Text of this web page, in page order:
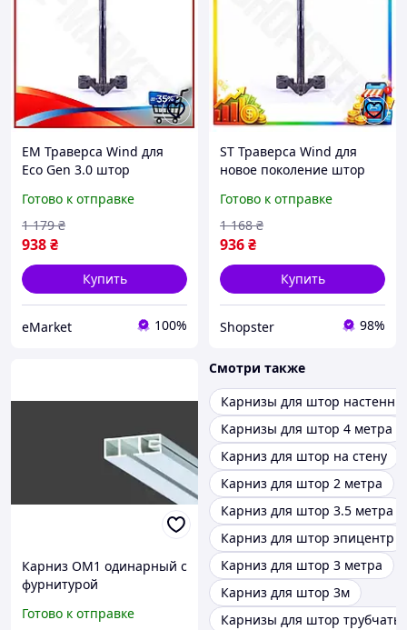
EM Траверса Wind для
Eco Gen 3.0 штор
универсальная система
для подвешивания што
MAR_K
Готово к отправке
938₴
1 179 ₴
Купить
eMarket 100%
ST Траверса Wind для
новое поколение штор
универсальная система
для подвешивания
OST|ER
Готово к отправке
936₴
1 168 ₴
Купить
Shopster 98%
Карниз ОМ1 одинарный с
фурнитурой
Готово к отправке
Смотри также
Карнизы для штор
Карнизы для штор 4 метра
Карниз для штор на стену
Карниз для штор 2 метра
Карниз для штор 3.5 метра
Карниз для штор эпицентр
Карниз для штор 3 метра
Карниз для штор 3м
Карнизы для штор